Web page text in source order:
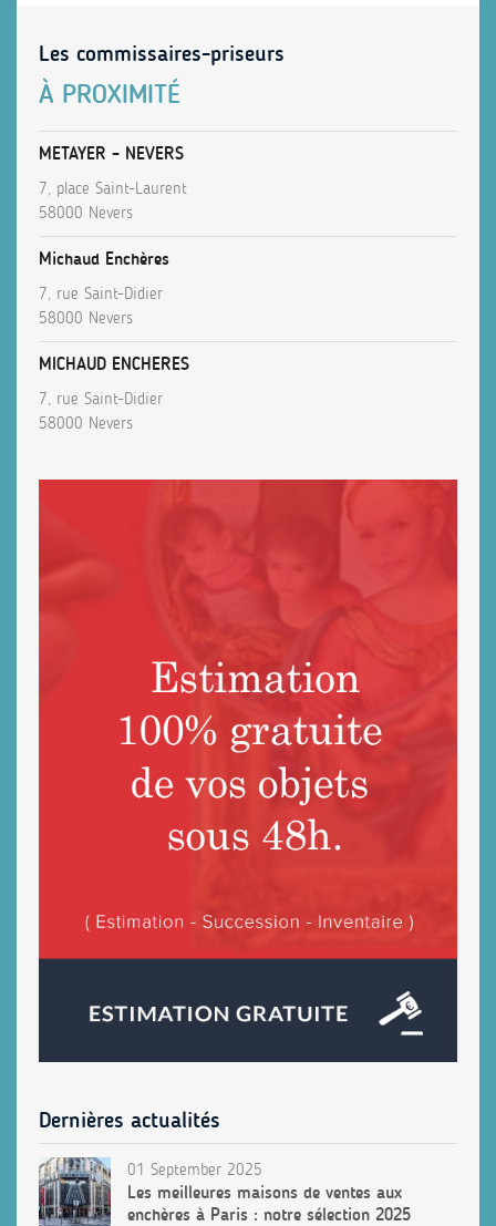
Les commissaires-priseurs
À PROXIMITÉ
METAYER – NEVERS
7, place Saint-Laurent
58000 Nevers
Michaud Enchères
7, rue Saint-Didier
58000 Nevers
MICHAUD ENCHERES
7, rue Saint-Didier
58000 Nevers
Dernières actualités
01 September 2025
Les meilleures maisons de ventes aux
enchères à Paris : notre sélection 2025